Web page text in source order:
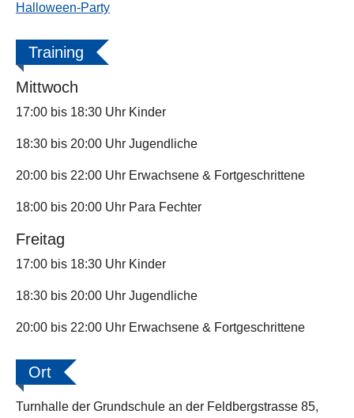
Halloween-Party
Training
Mittwoch
17:00 bis 18:30 Uhr Kinder
18:30 bis 20:00 Uhr Jugendliche
20:00 bis 22:00 Uhr Erwachsene & Fortgeschrittene
18:00 bis 20:00 Uhr Para Fechter
Freitag
17:00 bis 18:30 Uhr Kinder
18:30 bis 20:00 Uhr Jugendliche
20:00 bis 22:00 Uhr Erwachsene & Fortgeschrittene
Ort
Turnhalle der Grundschule an der Feldbergstrasse 85,